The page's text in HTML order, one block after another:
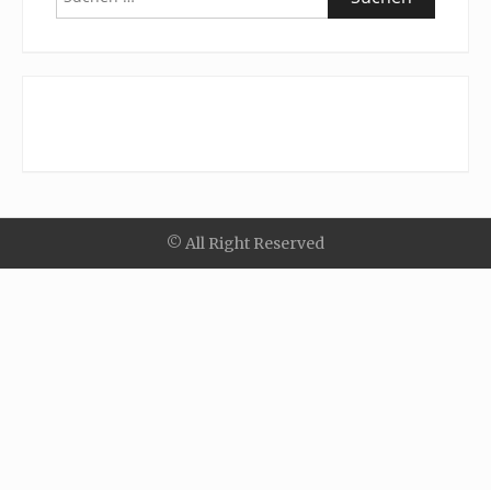
nach:
© All Right Reserved